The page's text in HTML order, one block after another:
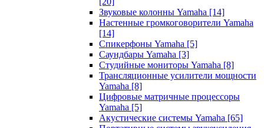
Звуковые колонны Yamaha [14]
Настенные громкоговорители Yamaha
[14]
Спикерфоны Yamaha [5]
Саундбары Yamaha [3]
Студийные мониторы Yamaha [8]
Трансляционные усилители мощности
Yamaha [8]
Цифровые матричные процессоры
Yamaha [5]
Акустические системы Yamaha [65]